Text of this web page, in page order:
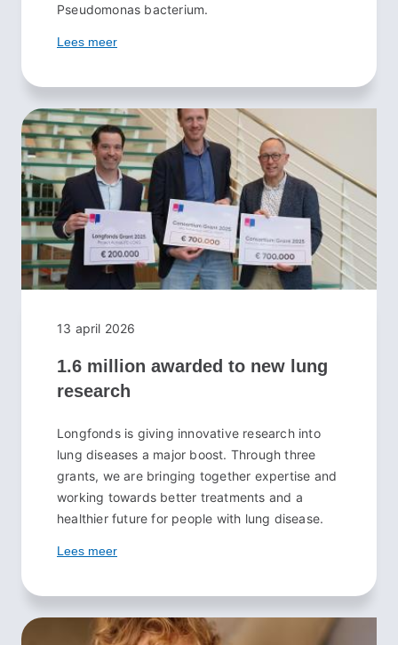
Pseudomonas bacterium.
Lees meer
13 april 2026
1.6 million awarded to new lung
research
Longfonds is giving innovative research into
lung diseases a major boost. Through three
grants, we are bringing together expertise and
working towards better treatments and a
healthier future for people with lung disease.
Lees meer